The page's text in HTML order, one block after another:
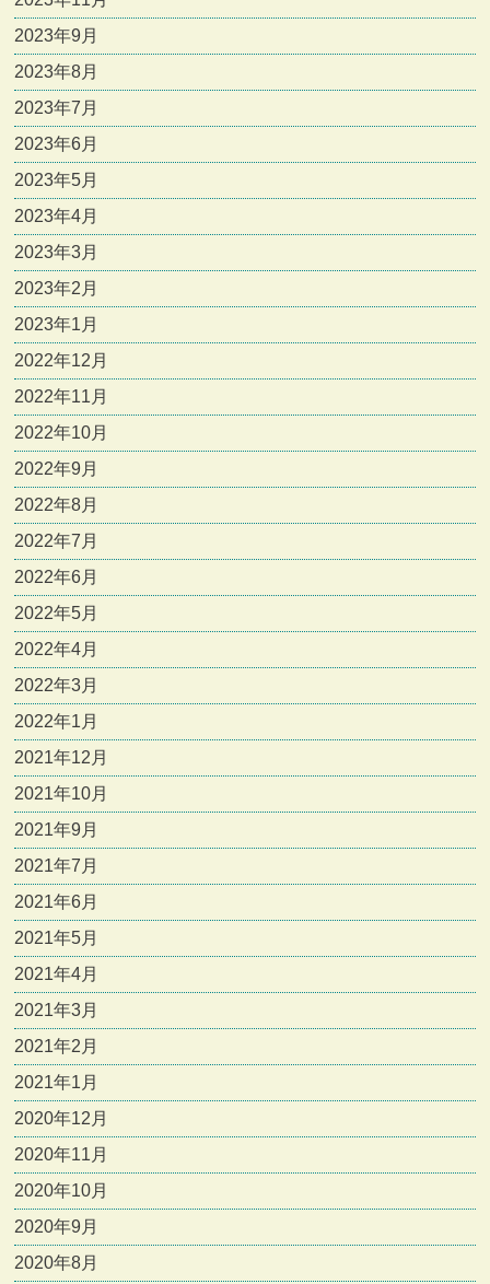
2023年9月
2023年8月
2023年7月
2023年6月
2023年5月
2023年4月
2023年3月
2023年2月
2023年1月
2022年12月
2022年11月
2022年10月
2022年9月
2022年8月
2022年7月
2022年6月
2022年5月
2022年4月
2022年3月
2022年1月
2021年12月
2021年10月
2021年9月
2021年7月
2021年6月
2021年5月
2021年4月
2021年3月
2021年2月
2021年1月
2020年12月
2020年11月
2020年10月
2020年9月
2020年8月